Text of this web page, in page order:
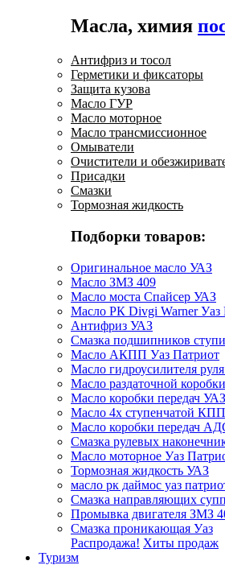
Масла, химия
Антифриз и тосол
Герметики и фиксаторы
Защита кузова
Масло ГУР
Масло моторное
Масло трансмиссионное
Омыватели
Очистители и
Присадки
Смазки
Тормозная жидкость
Подборки товаров:
Оригинальное масло УАЗ
Масло ЗМЗ 409
Масло моста Спайсер УАЗ
Масло РК Divgi Warner Уаз
Антифриз УАЗ
Смазка подшипников
Масло АКПП Уаз Патриот
Масло гидроусилителя
Масло раздаточной
Масло коробки передач УАЗ
Масло 4х ступенчатой
Масло коробки передач
Смазка рулевых
Масло моторное Уаз
Тормозная жидкость УАЗ
масло рк даймос уаз
Смазка направляющих
Промывка двигателя ЗМЗ
Смазка проникающая Уаз
Распродажа! Хиты продаж
Туризм